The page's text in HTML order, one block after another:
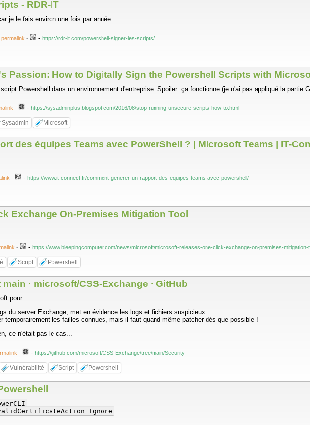
- RDR-IT
je le fais environ une fois par année.
permalink - - https://rdr-it.com/powershell-signer-les-scripts/
Passion: How to Digitally Sign the Powershell Scripts with
Powershell dans un environnement d'entreprise. Spoiler: ça fonctionne (je n'ai pas appliqué la partie
- - https://sysadminplus.blogspot.com/2016/08/stop-running-unsecure-scripts-how-to.html
Sysadmin Microsoft
des équipes Teams avec PowerShell ? | Microsoft Teams | IT-
- - https://www.it-connect.fr/comment-generer-un-rapport-des-equipes-teams-avec-powershell/
Exchange On-Premises Mitigation Tool
- - https://www.bleepingcomputer.com/news/microsoft/microsoft-releases-one-click-exchange-on-premises-mitigation-
Script Powershell
· microsoft/CSS-Exchange · GitHub
pour:
du server Exchange, met en évidence les logs et fichiers suspicieux.
temporairement les failles connues, mais il faut quand même patcher dès que possible !
ce n'était pas le cas...
- - https://github.com/microsoft/CSS-Exchange/tree/main/Security
Vulnérabilité Script Powershell
Ignore